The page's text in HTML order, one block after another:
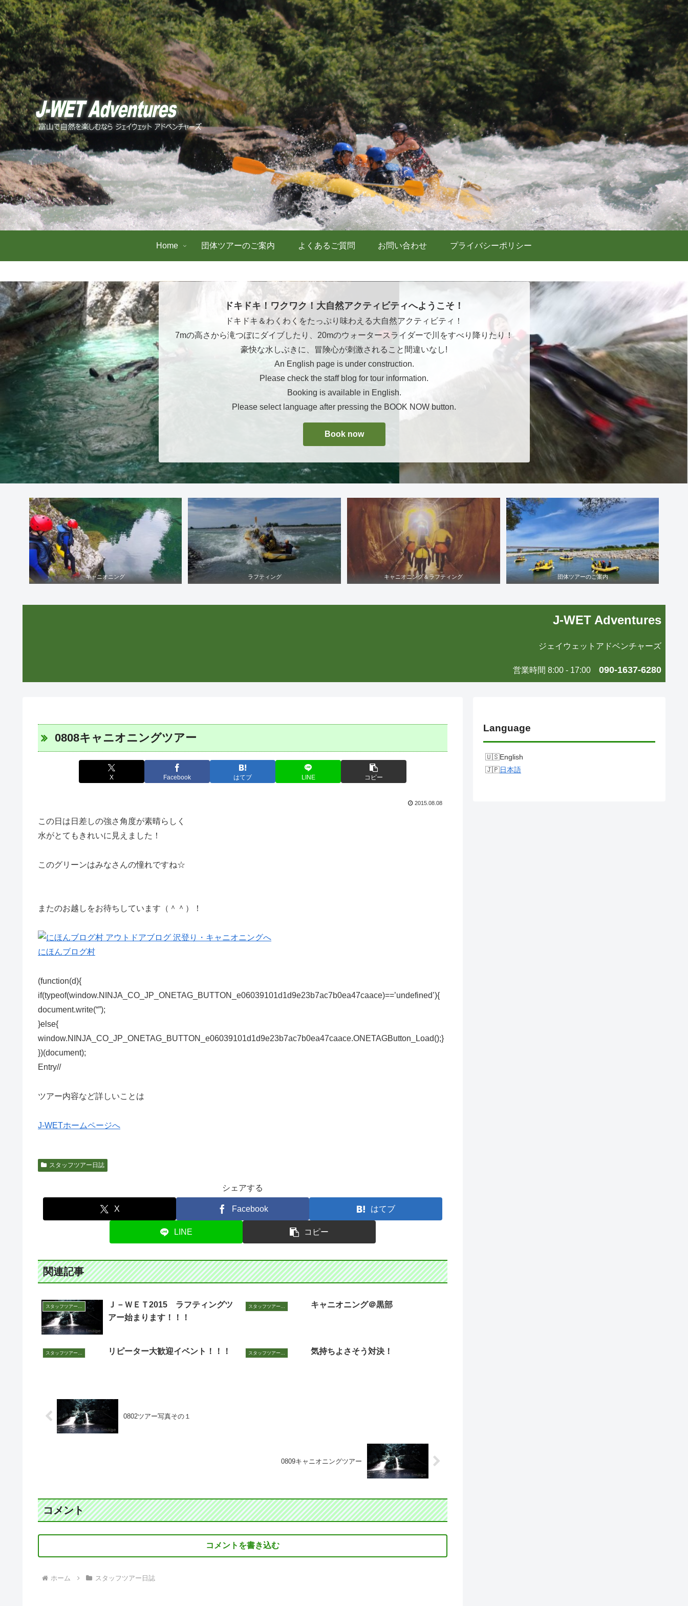
Home 団体ツアーのご案内 よくあるご質問 お問い合わせ プライバシーポリシー
ドキドキ！ワクワク！大自然アクティビティへようこそ！
ドキドキ＆わくわくをたっぷり味わえる大自然アクティビティ！
7mの高さから滝つぼにダイブしたり、20mのウォータースライダーで川をすべり降りたり！
豪快な水しぶきに、冒険心が刺激されること間違いなし!
An English page is under construction.
Please check the staff blog for tour information.
Booking is available in English.
Please select language after pressing the BOOK NOW button.
Book now
キャニオニング ラフティング キャニオニング＆ラフティング 団体ツアーのご案内
J-WET Adventures
ジェイウェットアドベンチャーズ
営業時間 8:00 - 17:00 090-1637-6280
0808キャニオニングツアー
X Facebook はてブ LINE コピー
2015.08.08
この日は日差しの強さ角度が素晴らしく
水がとてもきれいに見えました！
このグリーンはみなさんの憧れですね☆
またのお越しをお待ちしています（＾＾）！
にほんブログ村
(function(d){
if(typeof(window.NINJA_CO_JP_ONETAG_BUTTON_e06039101d1d9e23b7ac7b0ea47caace)==’undefined’){
document.write(“”);
}else{
window.NINJA_CO_JP_ONETAG_BUTTON_e06039101d1d9e23b7ac7b0ea47caace.ONETAGButton_Load();}
})(document);
Entry//
ツアー内容など詳しいことは
J-WETホームページへ
スタッフツアー日誌
シェアする
X Facebook はてブ
LINE コピー
関連記事
Ｊ－ＷＥＴ2015 ラフティングツ
アー始まります！！！
キャニオニング＠黒部
リピーター大歓迎イベント！！！ 気持ちよさそう対決！
0802ツアー写真その１
0809キャニオニングツアー
コメント
コメントを書き込む
ホーム スタッフツアー日誌
Language
English
日本語